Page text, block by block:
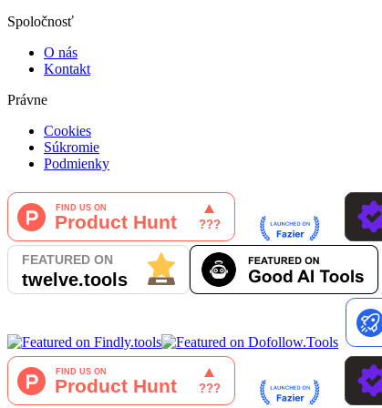
Spoločnosť
O nás
Kontakt
Právne
Cookies
Súkromie
Podmienky